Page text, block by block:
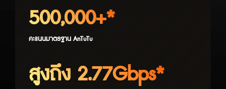
500,000+*
คะแนนมาตรฐาน AnTuTu
สูงถึง 2.77Gbps*